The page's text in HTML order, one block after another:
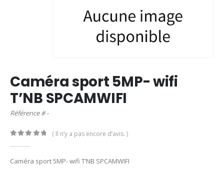
Caméra sport 5MP- wifi
T’NB SPCAMWIFI
Référence # -
( Il n’y a pas encore d’avis. )
Caméra sport 5MP- wifi T’NB SPCAMWIFI